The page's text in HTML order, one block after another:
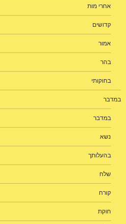
אחרי מות
קדושים
אמור
בהר
בחוקותי
במדבר
במדבר
נשא
בהעלותך
שלח
קורח
חוקת